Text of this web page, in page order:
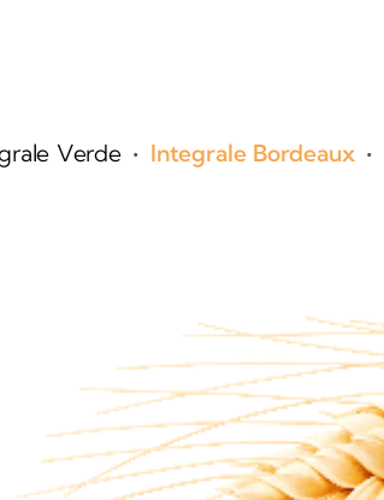
Verde • Integrale Bordeaux •